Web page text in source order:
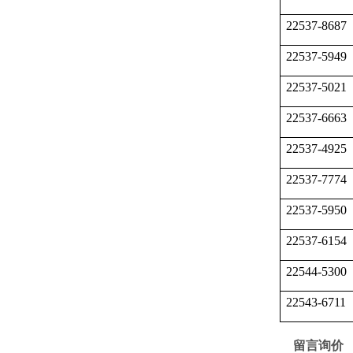
22537-8687
22537-5949
22537-5021
22537-6663
22537-4925
22537-7774
22537-5950
22537-6154
22544-5300
22543-6711
留言询价